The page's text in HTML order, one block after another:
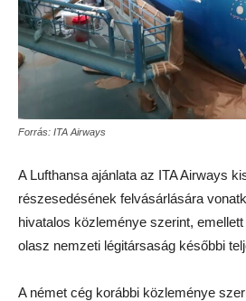
Forrás: ITA Airways
A Lufthansa ajánlata az ITA Airways
részesedésének felvásárlására
hivatalos közleménye szerint,
olasz nemzeti légitársaság későbbi
A német cég korábbi közleménye